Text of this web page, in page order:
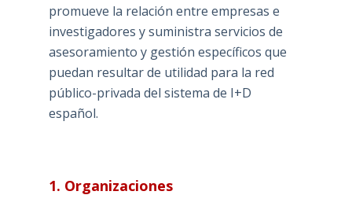
promueve la relación entre empresas e
investigadores y suministra servicios de
asesoramiento y gestión específicos que
puedan resultar de utilidad para la red
público-privada del sistema de I+D
español.
1. Organizaciones